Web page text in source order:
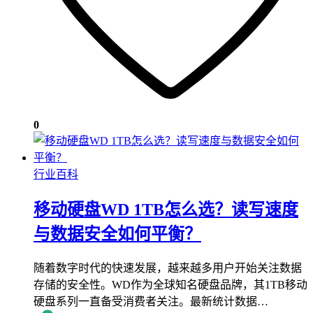
0
行业百科
移动硬盘WD 1TB怎么选？读写速度
与数据安全如何平衡？
随着数字时代的快速发展，越来越多用户开始关注数据
存储的安全性。WD作为全球知名硬盘品牌，其1TB移动
硬盘系列一直备受消费者关注。最新统计数据…